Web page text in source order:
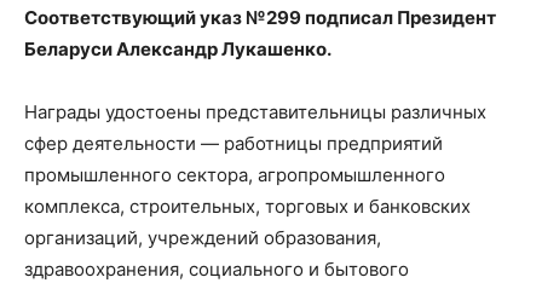
Соответствующий указ №299 подписал Президент
Беларуси Александр Лукашенко.
Награды удостоены представительницы различных
сфер деятельности — работницы предприятий
промышленного сектора, агропромышленного
комплекса, строительных, торговых и банковских
организаций, учреждений образования,
здравоохранения, социального и бытового